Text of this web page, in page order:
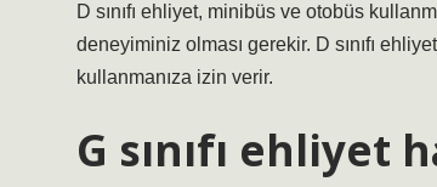
D sınıfı ehliyet, minibüs ve otobüs
deneyiminiz olması gerekir. D sınıfı
kullanmanıza izin verir.
G sınıfı ehliyet